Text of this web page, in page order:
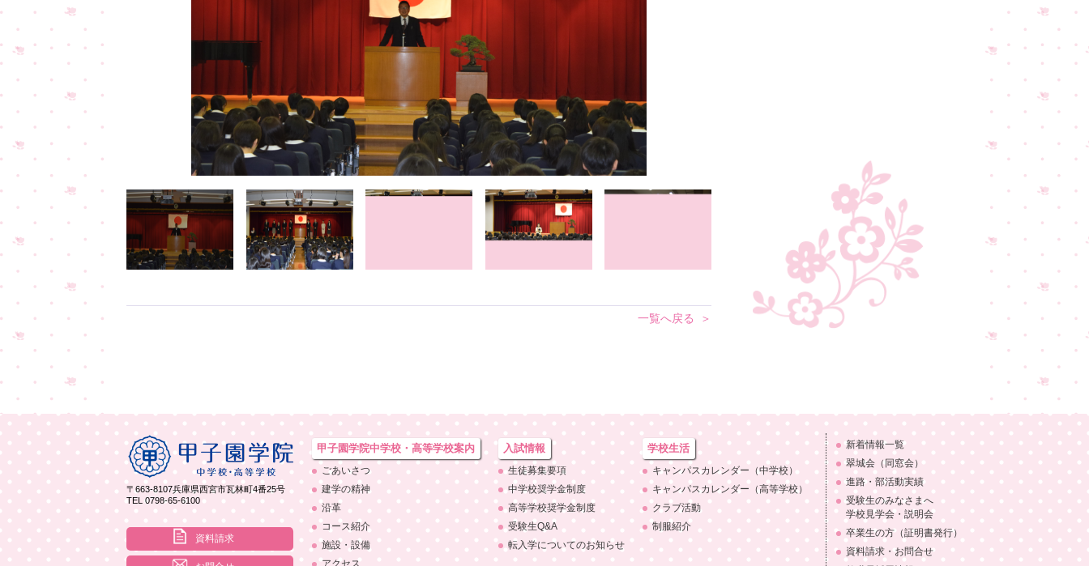
一覧へ戻る
資料請求
〒663-8107兵庫県西宮市瓦林町4番25号
TEL 0798-65-6100
甲子園学院中学校・高等学校案内
ごあいさつ
建学の精神
沿革
コース紹介
施設・設備
アクセス
入試情報
生徒募集要項
中学校奨学金制度
高等学校奨学金制度
受験生Q&A
転入学についてのお知らせ
学校生活
キャンパスカレンダー （中学校）
キャンパスカレンダー （高等学校）
クラブ活動
制服紹介
新着情報一覧
翠城会（同窓会）
進路・部活動実績
受験生のみなさまへ
学校見学会・説明会
卒業生の方（証明書発行）
資料請求・お問合せ